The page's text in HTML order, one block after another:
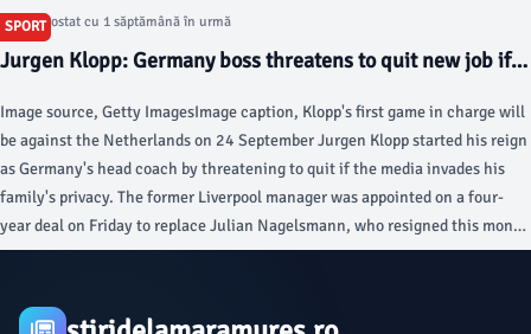
SPORT
Articol postat cu 1 săptămână în urmă
Jurgen Klopp: Germany boss threatens to quit new job if
Image source, Getty ImagesImage caption, Klopp's first game in charge will
be against the Netherlands on 24 September Jurgen Klopp started his reign
as Germany's head coach by threatening to quit if the media invades his
family's privacy. The former Liverpool manager was appointed on a four-
year deal on Friday to replace Julian Nagelsmann, who resigned this month
after Germany's shock World Cup defeat by Paraguay in the last 32.